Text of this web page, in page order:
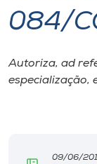
I.nova
Diplomados
CPA
084/
Autoriza, ad
especialização,
09/06/